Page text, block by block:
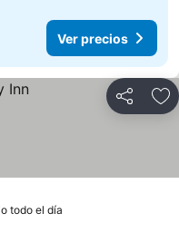
Ver precios
Compartir
todo el día